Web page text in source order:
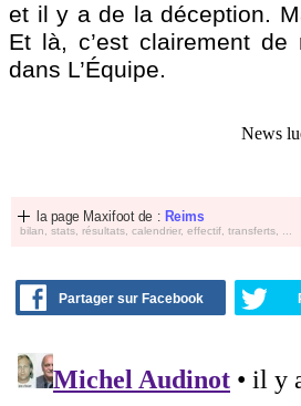
et il y a de la déception.
Et là, c’est clairement
dans L’Équipe.
News
la page Maxifoot de : Reims
bilan, stats, résultats, calendrier, effectif, transferts, ...
Partager sur Facebook